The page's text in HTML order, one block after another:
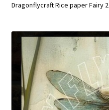
Workshops
Online cursussen
Shop
Blog / DIY / Tutorials
Dragonflycraft Rice paper Fairy 2